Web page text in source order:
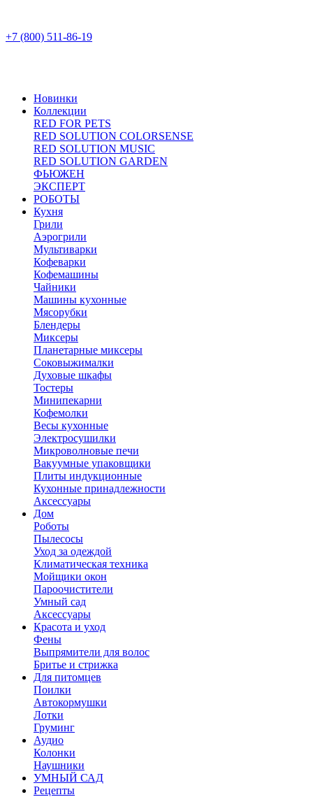
+7 (800) 511-86-19
Новинки
Коллекции
RED FOR PETS
RED SOLUTION COLORSENSE
RED SOLUTION MUSIC
RED SOLUTION GARDEN
ФЬЮЖЕН
ЭКСПЕРТ
РОБОТЫ
Кухня
Грили
Аэрогрили
Мультиварки
Кофеварки
Кофемашины
Чайники
Машины кухонные
Мясорубки
Блендеры
Миксеры
Планетарные миксеры
Соковыжималки
Духовые шкафы
Тостеры
Минипекарни
Кофемолки
Весы кухонные
Электросушилки
Микроволновые печи
Вакуумные упаковщики
Плиты индукционные
Кухонные принадлежности
Аксессуары
Дом
Роботы
Пылесосы
Уход за одеждой
Климатическая техника
Мойщики окон
Пароочистители
Умный сад
Аксессуары
Красота и уход
Фены
Выпрямители для волос
Бритье и стрижка
Для питомцев
Поилки
Автокормушки
Лотки
Груминг
Аудио
Колонки
Наушники
УМНЫЙ САД
Рецепты